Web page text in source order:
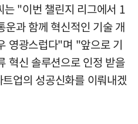
는 "이번 챌린지 리그에서 1
운과 함께 혁신적인 기술 개
영광스럽다"며 "앞으로 기
혁신 솔루션으로 인정 받을
업의 성공신화를 이뤄내겠